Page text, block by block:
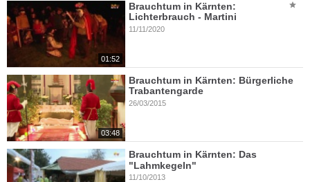
01:52
Brauchtum in Kärnten:
Lichterbrauch - Martini
11/11/2020
03:48
Brauchtum in Kärnten: Bürgerliche
Trabantengarde
26/03/2015
Brauchtum in Kärnten: Das
"Lahmkegeln"
11/10/2013